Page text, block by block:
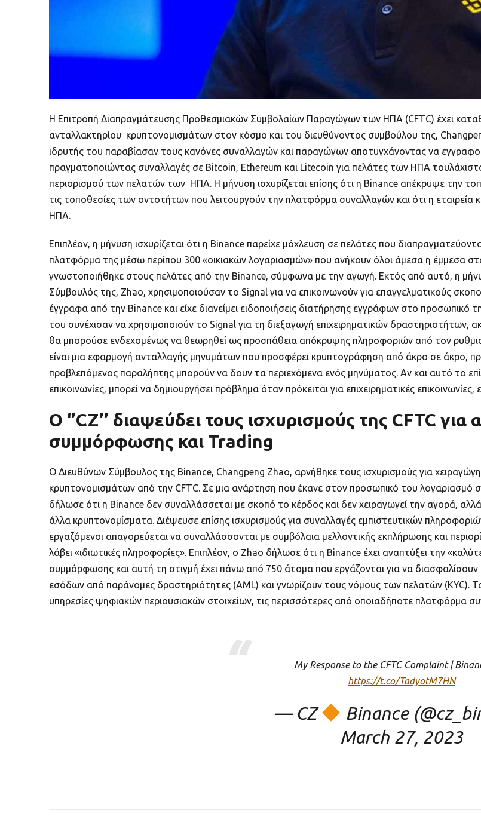
Η Επιτροπή Διαπραγμάτευσης Προθεσμιακών Συμβολαίων Παραγώγων των ΗΠΑ (CFTC) έχει
ανταλλακτηρίου κρυπτονομισμάτων στον κόσμο και του διευθύνοντος συμβούλου της,
ιδρυτής του παραβίασαν τους κανόνες συναλλαγών και παραγώγων αποτυγχάνοντας να
πραγματοποιώντας συναλλαγές σε Bitcoin, Ethereum και Litecoin για πελάτες των ΗΠΑ
περιορισμού των πελατών των ΗΠΑ. Η μήνυση ισχυρίζεται επίσης ότι η Binance απέκρυψε την
τις τοποθεσίες των οντοτήτων που λειτουργούν την πλατφόρμα συναλλαγών και ότι η
ΗΠΑ.
Επιπλέον, η μήνυση ισχυρίζεται ότι η Binance παρείχε μόχλευση σε πελάτες που
πλατφόρμα της μέσω περίπου 300 «οικιακών λογαριασμών» που ανήκουν όλοι άμεσα η έμμεσα
γνωστοποιήθηκε στους πελάτες από την Binance, σύμφωνα με την αγωγή. Εκτός από αυτό, η
Σύμβουλός της, Zhao, χρησιμοποιούσαν το Signal για να επικοινωνούν για επαγγελματικούς
έγγραφα από την Binance και είχε διανείμει ειδοποιήσεις διατήρησης εγγράφων στο προσωπικό
του συνέχισαν να χρησιμοποιούν το Signal για τη διεξαγωγή επιχειρηματικών
θα μπορούσε ενδεχομένως να θεωρηθεί ως προσπάθεια απόκρυψης πληροφοριών από τον
είναι μια εφαρμογή ανταλλαγής μηνυμάτων που προσφέρει κρυπτογράφηση από άκρο σε άκρο,
προβλεπόμενος παραλήπτης μπορούν να δουν τα περιεχόμενα ενός μηνύματος. Αν και αυτό το
επικοινωνίες, μπορεί να δημιουργήσει πρόβλημα όταν πρόκειται για επιχειρηματικές
Ο ‘’CZ’’ διαψεύδει τους ισχυρισμούς της CFTC για
συμμόρφωσης και Trading
Ο Διευθύνων Σύμβουλος της Binance, Changpeng Zhao, αρνήθηκε τους ισχυρισμούς για
κρυπτονομισμάτων από την CFTC. Σε μια ανάρτηση που έκανε στον προσωπικό του
δήλωσε ότι η Binance δεν συναλλάσσεται με σκοπό το κέρδος και δεν χειραγωγεί την αγορά,
άλλα κρυπτονομίσματα. Διέψευσε επίσης ισχυρισμούς για συναλλαγές εμπιστευτικών
εργαζόμενοι απαγορεύεται να συναλλάσσονται με συμβόλαια μελλοντικής εκπλήρωσης και
λάβει «ιδιωτικές πληροφορίες». Επιπλέον, ο Zhao δήλωσε ότι η Binance έχει αναπτύξει την
συμμόρφωσης και αυτή τη στιγμή έχει πάνω από 750 άτομα που εργάζονται για να
εσόδων από παράνομες δραστηριότητες (AML) και γνωρίζουν τους νόμους των πελατών (KYC).
υπηρεσίες ψηφιακών περιουσιακών στοιχείων, τις περισσότερες από οποιαδήποτε πλατφόρμα
My Response to the CFTC Complaint |
https://t.co/TadyotM7HN
— CZ
Binance
March 27, 2023